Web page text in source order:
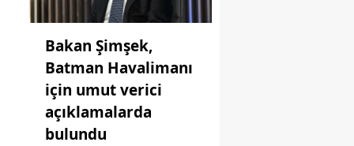
Bakan Şimşek,
Batman Havalimanı
için umut verici
açıklamalarda
bulundu